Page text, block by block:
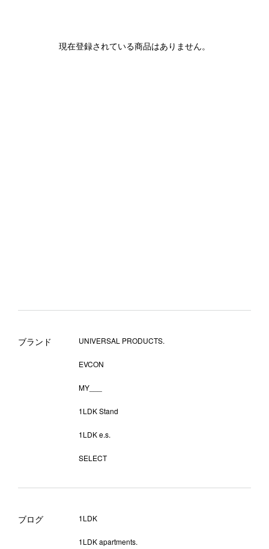
現在登録されている商品はありません。
ブランド UNIVERSAL PRODUCTS.
EVCON
MY___
1LDK Stand
1LDK e.s.
SELECT
ブログ 1LDK
1LDK apartments.